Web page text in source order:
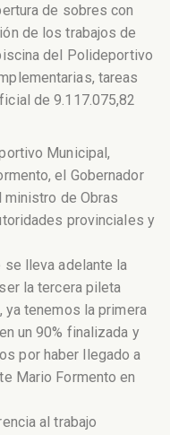
de sobres con
de los trabajos de
del Polideportivo
tareas
de 9.117.075,82
Municipal,
el Gobernador
de Obras
provinciales y
se lleva adelante la
la tercera pileta
ya tenemos la primera
un 90% finalizada y
por haber llegado a
Mario Formento en
al trabajo